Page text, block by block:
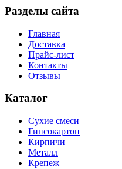
Разделы сайта
Главная
Доставка
Прайс-лист
Контакты
Отзывы
Каталог
Сухие смеси
Гипсокартон
Кирпичи
Металл
Крепеж